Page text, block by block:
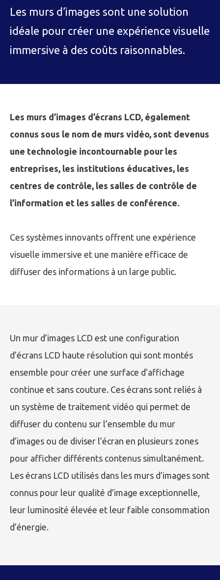
Les murs d’images sont une solution
idéale pour créer une expérience visuelle
immersive à des coûts raisonnables.
Les murs d’images d’écrans LCD, également
connus sous le nom de murs vidéo, sont devenus
une technologie incontournable pour les
entreprises, les institutions éducatives, les
centres de contrôle, les salles de contrôle de
l’information et les salles de conférence.
Ces systèmes innovants offrent une expérience
visuelle immersive et une manière efficace de
diffuser des informations à un large public.
Un mur d’images LCD est une configuration
d’écrans LCD haute résolution qui sont montés
ensemble pour créer une surface d’affichage
continue et sans couture. Ces écrans sont reliés à
un système de traitement vidéo qui permet de
diffuser du contenu sur l’ensemble du mur
d’images ou de diviser l’écran en plusieurs zones
pour afficher différents contenus simultanément.
Les écrans LCD utilisés dans les murs d’images sont
connus pour leur qualité d’image exceptionnelle,
leur luminosité élevée et leur faible consommation
d’énergie.